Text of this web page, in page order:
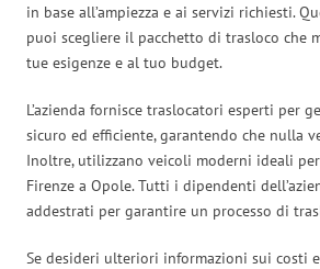
in base all’ampiezza e ai servizi richiesti.
puoi scegliere il pacchetto di trasloco che
tue esigenze e al tuo budget.
L’azienda fornisce traslocatori esperti per
sicuro ed efficiente, garantendo che nulla
Inoltre, utilizzano veicoli moderni ideali
Firenze a Opole. Tutti i dipendenti
addestrati per garantire un processo di
Se desideri ulteriori informazioni sui costi